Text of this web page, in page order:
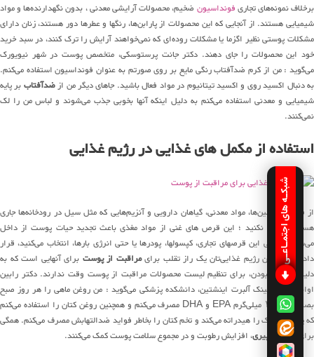
برخلاف نمونه‌های تجاریفونداسیون ضخیم، محصولات آرایشی معدنی ، بدون نگهدارنده‌ها و مواد
شیمیایی هستند. از آنجایی که این محصولات از پارابن‌ها، رنگها و عطرها دور هستند، زنان دارای
مشکلات پوستی نظیر اگزما یا مشکلات روده‌ای که نمی‌خواهند آرایش را ترک کنند، در سبد خرید
خود این محصولات را جای دهند. دکتر جانت پرستوسکی، متخصص پوست در شهر نیویورک
می‌گوید : من از کرم ضدآفتاب رنگی مایع بر روی صورتم به عنوان فونداسیون استفاده می‌کنم.
به دنبال اکسید روی و اکسید تیتانیوم در مواد فعال باشید. جاهای دیگر من ازضدآفتاببر پایه
شیمیایی و معدنی استفاده می‌کنم به دلیل اینکه آنها بخوبی جذب می‌شوند و لباس من را لک
نمی‌کنند.
استفاده از مکمل های غذایی در رژیم غذایی
از فواید ویتامین‌ها، مواد معدنی، گیاهان دارویی و آنزیم‌هایی که مثل سیل در رودخانه‌ها جاری
هستند، غفلت نکنید ؛ این قرص های غنی از مواد مغذی باعث تجدید حیات پوست از داخل
می‌شوند. وقتی این قرصهای تجاری، کپسولها، پودرها یا حتی انرژی بارها، انتخاب می‌کنید، قرار
دادن آنها درون رژیم غذایی‌تان یک راز تقلب برایمراقبت از پوست برای آنهایی است که به
دلیل مشغول بودن، برای تنظیم لیست محصولات مراقبت از پوست وقت ندارند. دکتر رابین
اوانز، مدیر کلینک آلبرت اینشتین، دانشکده پزشکی می‌گوید : من روغن ماهی را هر روز صبح
بصورت ۱۵۰۰ میلی‌گرم EPA و DHA مصرف می‌کنم و همچنین روغن کتان را استفاده می‌کنم
که پوست خشک را هیدراته می‌کند و تخم کتان را بخاطر فواید ضدالتهابش مصرف می‌کنم. همگی
برای مقابله با پیری، افزایش رطوبت و در مجموع سلامت پوست کمک می‌کنند.
شبکـه های اجتمـاعـی